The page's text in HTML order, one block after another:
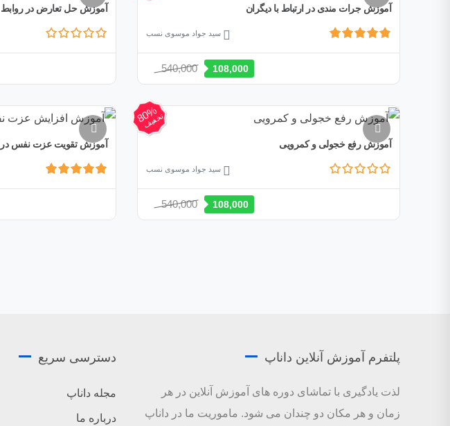
آموزش جرات مندی در ارتباط با دیگران
سید جواد موسوی نسب
540,000
قیمت
اصلی:
بود.
108,000
قیمت
فعلی:
آموزش حل تعارض در روابط
80%
تخفیف
آموزش رفع خجولی و کمرویی
سید جواد موسوی نسب
540,000
قیمت
اصلی:
108,000
قیمت
فعلی:
آموزش تقویت عزت نفس در
پلتفرم آموزش آنلاین داناپ
لذت یادگیری با تماشای دوره های آموزش آنلاین در هر
زمان و هر مکان دو چندان می شود. ماموریت ما در داناپ
دسترسی سریع
مجله داناپ
درباره ما